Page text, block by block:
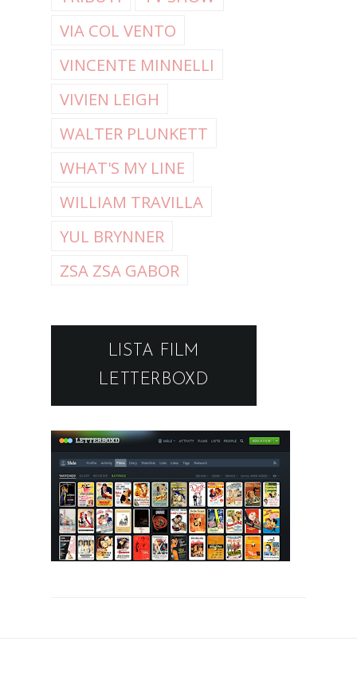
VIA COL VENTO
VINCENTE MINNELLI
VIVIEN LEIGH
WALTER PLUNKETT
WHAT'S MY LINE
WILLIAM TRAVILLA
YUL BRYNNER
ZSA ZSA GABOR
LISTA FILM
LETTERBOXD